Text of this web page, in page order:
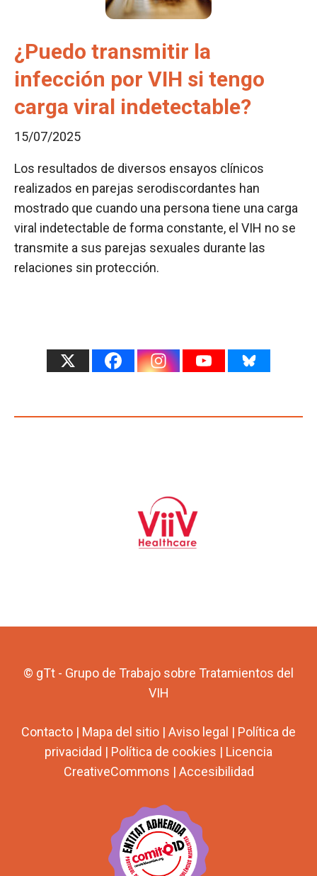
¿Puedo transmitir la
infección por VIH si tengo
carga viral indetectable?
15/07/2025
Los resultados de diversos ensayos clínicos
realizados en parejas serodiscordantes han
mostrado que cuando una persona tiene una carga
viral indetectable de forma constante, el VIH no se
transmite a sus parejas sexuales durante las
relaciones sin protección.
© gTt - Grupo de Trabajo sobre Tratamientos del
VIH
Contacto | Mapa del sitio | Aviso legal | Política de
privacidad | Política de cookies | Licencia
CreativeCommons | Accesibilidad